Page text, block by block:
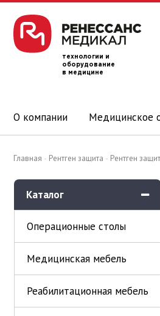
технологии и
оборудование
в медицине
О компании Медицинское
Главная Рентген защита Рентген
Каталог
Операционные столы
Медицинская мебель
Реабилитационная мебель